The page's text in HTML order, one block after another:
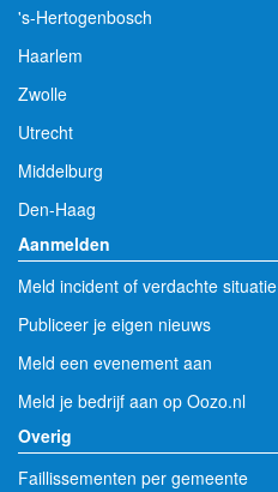
's-Hertogenbosch
Haarlem
Zwolle
Utrecht
Middelburg
Den-Haag
Aanmelden
Meld incident of verdachte situatie
Publiceer je eigen nieuws
Meld een evenement aan
Meld je bedrijf aan op Oozo.nl
Overig
Faillissementen per gemeente